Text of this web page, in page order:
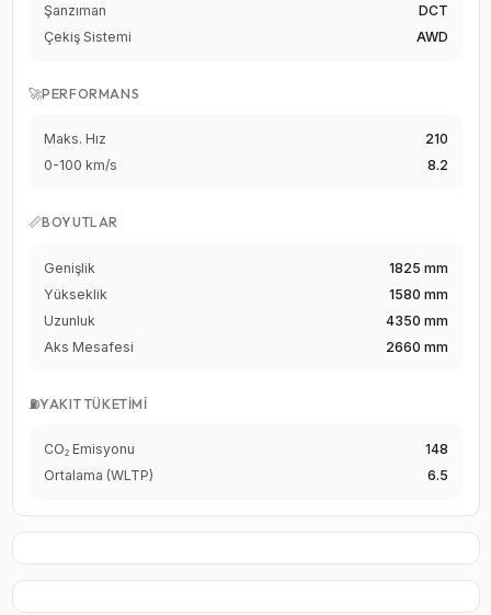
Şanzıman
DCT
Çekiş Sistemi
AWD
🚀PERFORMANS
Maks. Hız
210
0-100 km/s
8.2
📏BOYUTLAR
Genişlik
1825 mm
Yükseklik
1580 mm
Uzunluk
4350 mm
Aks Mesafesi
2660 mm
⛽YAKIT TÜKETIMI
CO₂ Emisyonu
148
Ortalama (WLTP)
6.5